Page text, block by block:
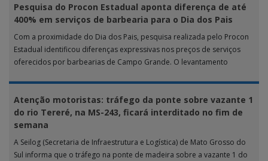
Pesquisa do Procon Estadual aponta diferença de até
400% em serviços de barbearia para o Dia dos Pais
Com a proximidade do Dia dos Pais, pesquisa realizada pelo Procon
Estadual identificou diferenças expressivas nos preços de serviços
oferecidos por barbearias de Campo Grande. O levantamento
Atenção motoristas: tráfego da ponte sobre vazante 1
do rio Tereré, na MS-243, ficará interditado no fim de
semana
A Seilog (Secretaria de Infraestrutura e Logística) de Mato Grosso do
Sul informa que o tráfego na ponte de madeira sobre a vazante 1 do